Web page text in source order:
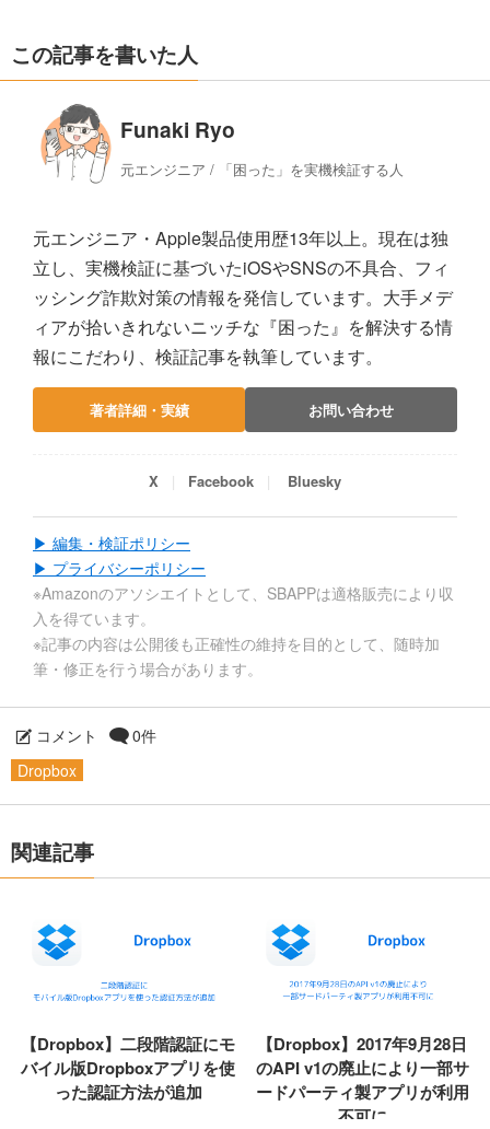
この記事を書いた人
Funaki Ryo
元エンジニア / 「困った」を実機検証する人
元エンジニア・Apple製品使用歴13年以上。現在は独
立し、実機検証に基づいたiOSやSNSの不具合、フィ
ッシング詐欺対策の情報を発信しています。大手メデ
ィアが拾いきれないニッチな『困った』を解決する情
報にこだわり、検証記事を執筆しています。
著者詳細・実績 お問い合わせ
X Facebook Bluesky
▶ 編集・検証ポリシー
▶ プライバシーポリシー
※Amazonのアソシエイトとして、SBAPPは適格販売により収
入を得ています。
※記事の内容は公開後も正確性の維持を目的として、随時加
筆・修正を行う場合があります。
コメント
0件
Dropbox
関連記事
【Dropbox】二段階認証にモ
バイル版Dropboxアプリを使
った認証方法が追加
【Dropbox】2017年9月28日
のAPI v1の廃止により一部サ
ードパーティ製アプリが利用
不可に